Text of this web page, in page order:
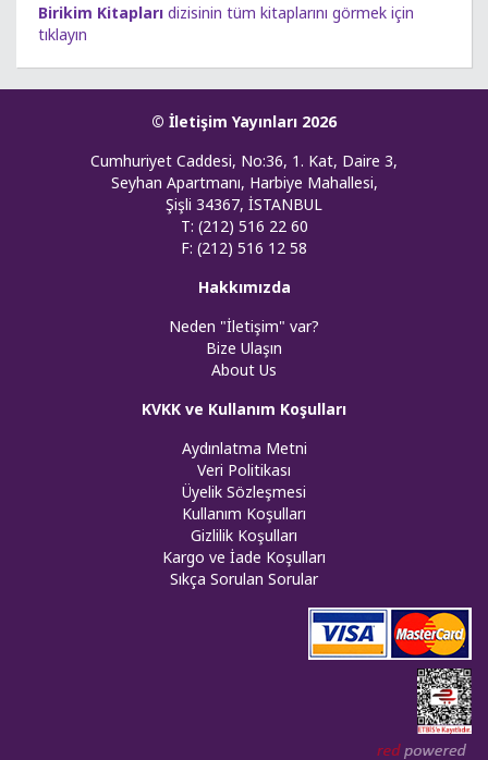
Birikim Kitapları dizisinin tüm kitaplarını görmek için
tıklayın
© İletişim Yayınları 2026
Cumhuriyet Caddesi, No:36, 1. Kat, Daire 3,
Seyhan Apartmanı, Harbiye Mahallesi,
Şişli 34367, İSTANBUL
T: (212) 516 22 60
F: (212) 516 12 58
Hakkımızda
Neden "İletişim" var?
Bize Ulaşın
About Us
KVKK ve Kullanım Koşulları
Aydınlatma Metni
Veri Politikası
Üyelik Sözleşmesi
Kullanım Koşulları
Gizlilik Koşulları
Kargo ve İade Koşulları
Sıkça Sorulan Sorular
Web